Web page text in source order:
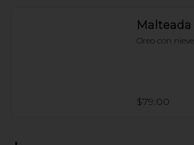
Oreo con
$79.00